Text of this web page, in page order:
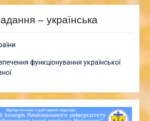
– українська
функціонування української